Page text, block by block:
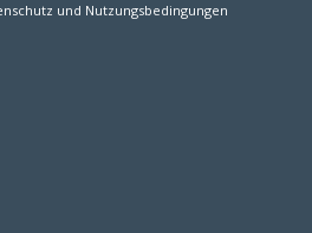
und Nutzungsbedingungen